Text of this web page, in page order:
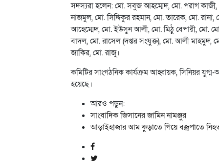
সদস্যরা হলেন: মো. সবুজ আহম্মেদ, মো. পরাগ
নাজমুল, মো. সিদ্দিকুর রহমান, মো. তারেক, মো.
আহেম্মেদ, মো. ইউসুন আলী, মো. মিঠু বেপারী, মো.
বাদল, মো. রাসেল (দপ্তর সংযুক্ত), মো. আলী মাহমুদ,
জাকির, মো. রাজু।
কমিটির সাংগঠনিক কার্যক্রম আহ্বায়ক, সিনিয়র
হয়েছে।
আরও পড়ুন:
সাংবাদিক জিসানের জামিন নামঞ্জুর
আড়াইহাজার আম কুড়াতে গিয়ে বজ্রপাতে